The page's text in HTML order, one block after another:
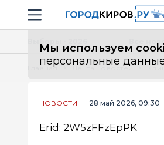
Навигация сайта
Мы используем
персональные
Все
Главная Лента новостей
НОВОСТИ 28 май 2026, 09:30
Erid: 2W5zFFzEpPK